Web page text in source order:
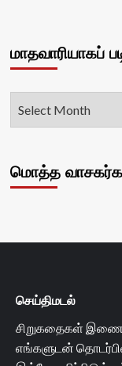
மாதவாரியாகப்
மொத்த
செய்திமடல்
சிறுகதைகள்
எங்களுடன்